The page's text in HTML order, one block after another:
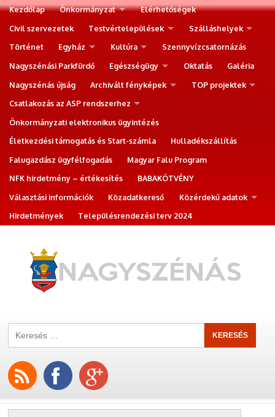
Kezdőlap Önkormányzat
Elérhetőségek
Civil szervezetek
Testvértelepülések
Szálláshelyek
Történet
Egyház Kultúra
Szennyvízcsatornázás
Nagyszénási Parkfürdő
Egészségügy Oktatás
Galéria
Nagyszénás újság
Archivált fényképek
TOP projektek
Csatlakozás az ASP rendszerhez
Önkormányzati elektronikus ügyintézés
Életkezdési támogatás és Start-számla
Hulladékszállítás
Falugazdász ügyfélfogadás
Magyar Falu Program
NFK hirdetmény – értékesítés
BABAKÖTVÉNY
Választási információk
Közadatkereső
Közérdekű adatok
Hirdetmények
Településrendezési terv 2024